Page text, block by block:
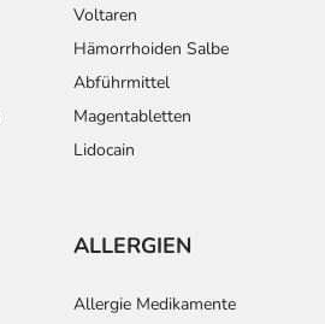
Voltaren
Hämorrhoiden Salbe
Abführmittel
Magentabletten
Lidocain
ALLERGIEN
Allergie Medikamente